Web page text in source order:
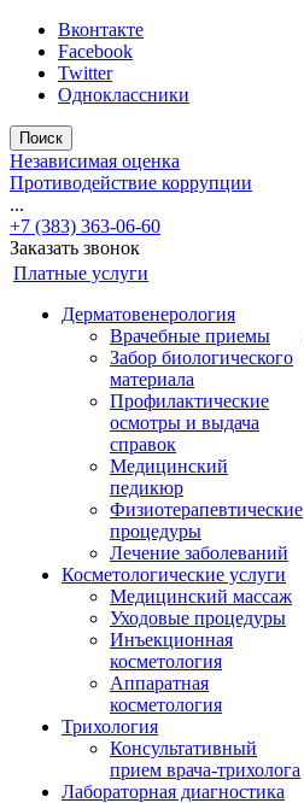
Вконтакте
Facebook
Twitter
Одноклассники
Поиск
Независимая оценка
Противодействие коррупции
...
+7 (383) 363-06-60
Заказать звонок
Платные услуги
Дерматовенерология
Врачебные приемы
Забор биологического
материала
Профилактические
осмотры и выдача
справок
Медицинский
педикюр
Физиотерапевтические
процедуры
Лечение заболеваний
Косметологические услуги
Медицинский массаж
Уходовые процедуры
Инъекционная
косметология
Аппаратная
косметология
Трихология
Консультативный
прием врача-трихолога
Лабораторная диагностика